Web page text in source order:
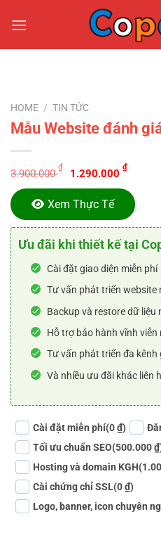
đến
HOME / TIN TỨC
Mẫu Website đánh
3.900.000
₫
Original
price
was:
3.900.000 ₫.
1.290.000
₫
price
is:
Xem Thực Tế
Ưu đãi khi thiết kế tại
Cài đặt giao diện miễn phí
Tư vấn phát triển website
Backup và restore dữ liệu
Hỗ trợ bảo hành vĩnh viễn
Tư vấn phát triển đa
Và nhiều ưu đãi khác liên
Cài đặt miễn phí(0 ₫)
Tối ưu chuẩn SEO(500.000
Hosting và domain KGH
Cài chứng chỉ SSL(0 ₫)
Logo, banner, icon chuyên